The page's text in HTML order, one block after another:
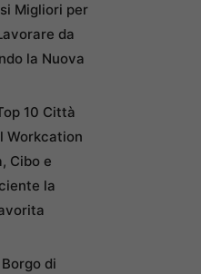
Migliori per
da
la Nuova
10 Città
Workcation
Cibo e
la
di